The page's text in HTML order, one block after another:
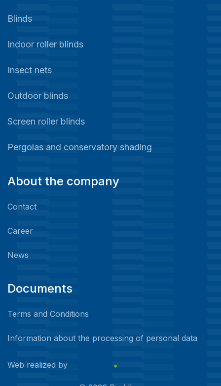
Blinds
Indoor roller blinds
Insect nets
Outdoor blinds
Screen roller blinds
Pergolas and conservatory shading
About the company
Contact
Career
News
Documents
Terms and Conditions
Information about the processing of personal data
Web realized by